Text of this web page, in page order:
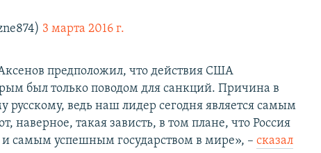
3 марта 2016 г.
предположил, что действия США
был только поводом для санкций. Причина в
русскому, ведь наш лидер сегодня является самым
наверное, такая зависть, в том плане, что Россия
самым успешным государством в мире», –сказал